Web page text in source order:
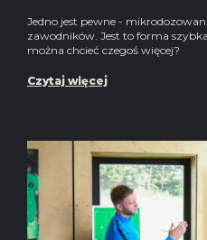
Jedno jest pewne -
zawodników. Jest to forma
można chcieć czegoś więcej?
Czytaj więcej